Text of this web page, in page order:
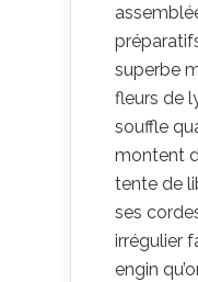
superbe
fleurs de
souffle
montent
tente de
ses
irrégulier
engin